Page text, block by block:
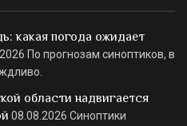
какая погода ожидает
По прогнозам синоптиков, в
области надвигается
08.08.2026 Синоптики